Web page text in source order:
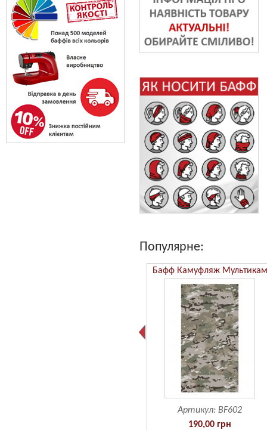
Популярне:
Бафф Камуфляж Мультикам
Артикул: BF602
190,00 грн